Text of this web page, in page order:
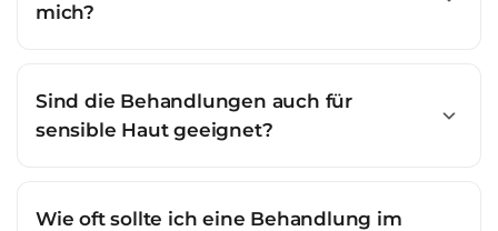
mich?
Sind die Behandlungen auch für
sensible Haut geeignet?
Wie oft sollte ich eine Behandlung im